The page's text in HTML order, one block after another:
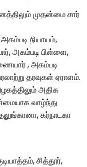
முதன்மை சார்
நியாயம்,
அகம்படி பிள்ளை,
, அகம்படி
தரவுகள் ஏராளம்.
அதிக
வாழ்ந்து
கர்நாடகா
சித்தூர்,